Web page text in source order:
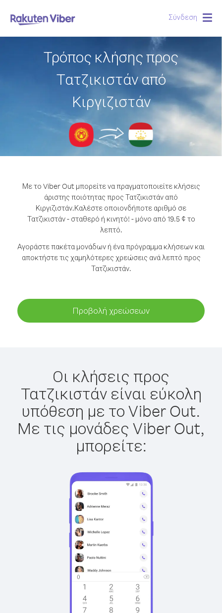
Σύνδεση
Τρόπος κλήσης προς
Τατζικιστάν από
Κιργιζιστάν
Με το Viber Out μπορείτε να πραγματοποιείτε κλήσεις
άριστης ποιότητας προς Τατζικιστάν από
Κιργιζιστάν.Καλέστε οποιονδήποτε αριθμό σε
Τατζικιστάν - σταθερό ή κινητό! - μόνο από 19.5 ¢ το
λεπτό.
Αγοράστε πακέτα μονάδων ή ένα πρόγραμμα κλήσεων και
αποκτήστε τις χαμηλότερες χρεώσεις ανά λεπτό προς
Τατζικιστάν.
Προβολή χρεώσεων
Οι κλήσεις προς
Τατζικιστάν είναι εύκολη
υπόθεση με το Viber Out.
Με τις μονάδες Viber Out,
μπορείτε: